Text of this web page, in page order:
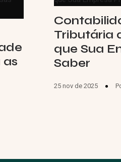
Tributária
que Sua
Saber
25 nov de 2025